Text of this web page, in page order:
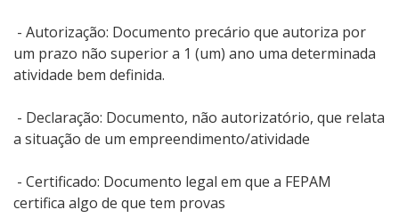
- Autorização: Documento precário que autoriza por
um prazo não superior a 1 (um) ano uma determinada
atividade bem definida.
- Declaração: Documento, não autorizatório, que relata
a situação de um empreendimento/atividade
- Certificado: Documento legal em que a FEPAM
certifica algo de que tem provas